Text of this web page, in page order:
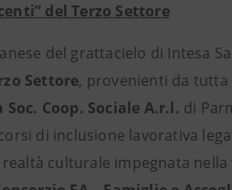
del Terzo Settore
del grattacielo di Intesa
Settore, provenienti da tutta
Soc. Coop. Sociale A.r.l. di
di inclusione lavorativa
culturale impegnata